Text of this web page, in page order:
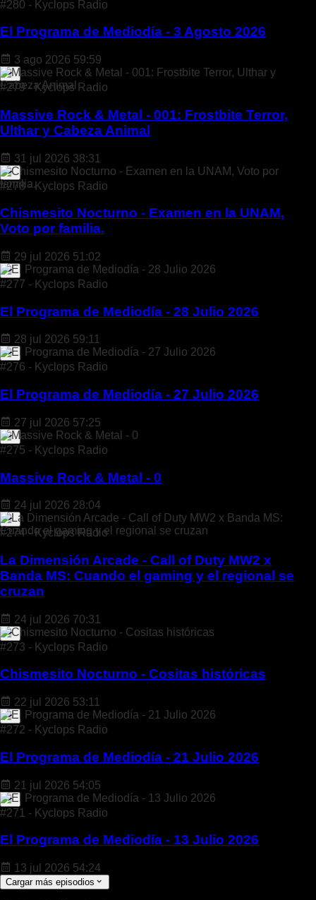
#280 - Kyclops Radio
El Programa de Mediodía - 3 Agosto 2026
3 ago 2026 59:59
#279 - Kyclops Radio
Massive Rock & Metal - 001: Frostbite Terror,
Ulthar y Cabeza Animal
31 jul 2026 38:31
#278 - Kyclops Radio
Chismesito Nocturno - Examen en la UNAM,
Voto por familia.
29 jul 2026 51:02
#277 - Kyclops Radio
El Programa de Mediodía - 28 Julio 2026
28 jul 2026 59:11
#276 - Kyclops Radio
El Programa de Mediodía - 27 Julio 2026
27 jul 2026 57:25
#275 - Kyclops Radio
Massive Rock & Metal - 0
24 jul 2026 28:04
#274 - Kyclops Radio
La Dimensión Arcade - Call of Duty MW2 x
Banda MS: Cuando el gaming y el regional se
cruzan
24 jul 2026 70:31
#273 - Kyclops Radio
Chismesito Nocturno - Cositas históricas
22 jul 2026 53:11
#272 - Kyclops Radio
El Programa de Mediodía - 21 Julio 2026
21 jul 2026 54:05
#271 - Kyclops Radio
El Programa de Mediodía - 13 Julio 2026
13 jul 2026 54:24
Cargar más episodios